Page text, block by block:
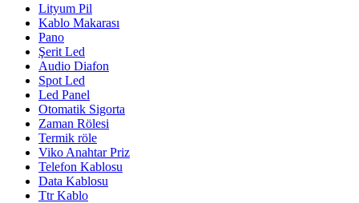
Lityum Pil
Kablo Makarası
Pano
Şerit Led
Audio Diafon
Spot Led
Led Panel
Otomatik Sigorta
Zaman Rölesi
Termik röle
Viko Anahtar Priz
Telefon Kablosu
Data Kablosu
Ttr Kablo